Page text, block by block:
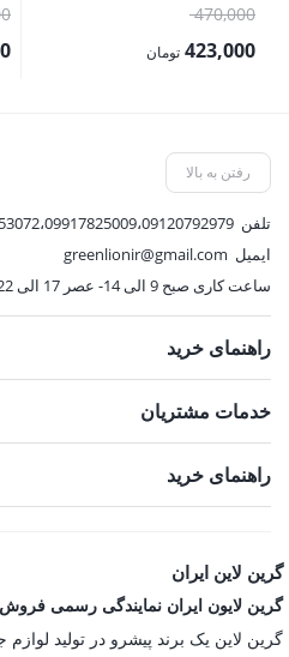
470,000قیمت
اصلی:423,000 تومان
423,000 تومان.
رفتن به بالا
تلفن
ایمیل greenlionir@gmail.com
ساعت کاری صبح 9 الی 14- عصر 17 الی 22 به غیر از تعطیلات رسمی
راهنمای خرید
خدمات مشتریان
راهنمای خرید
گرین لاین ایران
گرین لایون ایران نمایندگی رسمی
گرین لاین یک برند پیشرو در تولید